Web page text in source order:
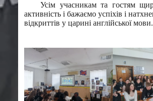
Усім учасникам та гостям
активність і бажаємо успіхів і
відкриттів у царині англійської мови.